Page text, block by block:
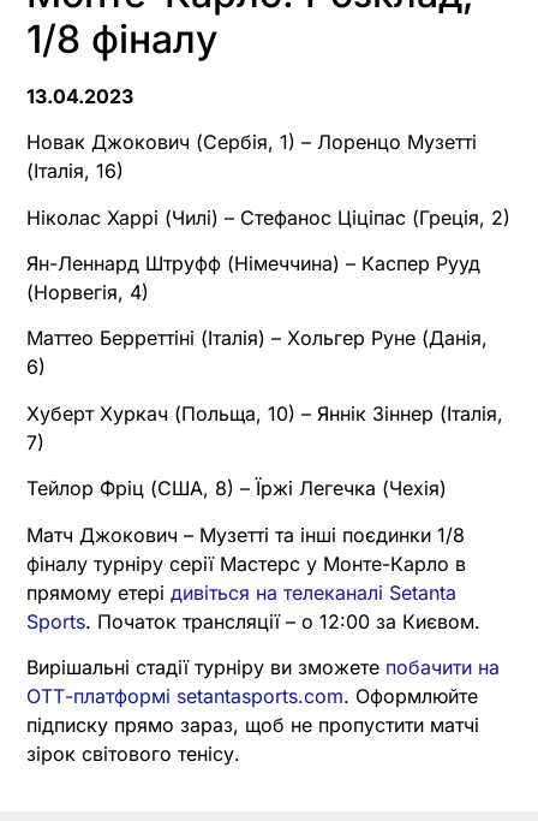
1/8 фіналу
13.04.2023
Новак Джокович (Сербія, 1) – Лоренцо Музетті
(Італія, 16)
Ніколас Харрі (Чилі) – Стефанос Ціціпас (Греція, 2)
Ян-Леннард Штруфф (Німеччина) – Каспер Рууд
(Норвегія, 4)
Маттео Берреттіні (Італія) – Хольгер Руне (Данія,
6)
Хуберт Хуркач (Польща, 10) – Яннік Зіннер (Італія,
7)
Тейлор Фріц (США, 8) – Їржі Легечка (Чехія)
Матч Джокович – Музетті та інші поєдинки 1/8
фіналу турніру серії Мастерс у Монте-Карло в
прямому етері дивіться на телеканалі Setanta
Sports. Початок трансляції – о 12:00 за Києвом.
Вирішальні стадії турніру ви зможете побачити на
ОТТ-платформі setantasports.com. Оформлюйте
підписку прямо зараз, щоб не пропустити матчі
зірок світового тенісу.